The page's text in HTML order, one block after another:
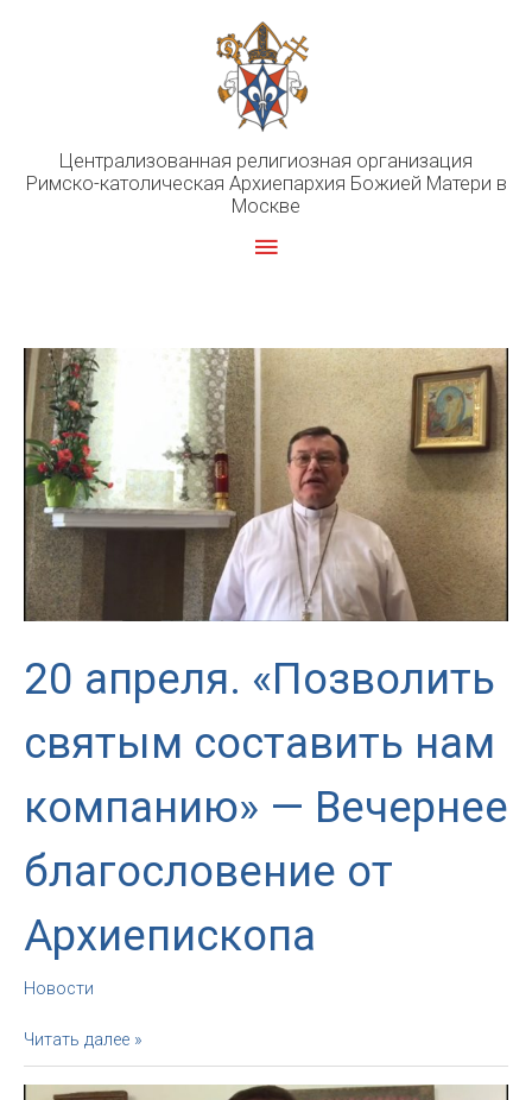
Централизованная религиозная организация
Римско-католическая Архиепархия Божией Матери в
Москве
Главное
20 апреля. «Позволить
святым составить нам
компанию» — Вечернее
благословение от
Архиепископа
Новости
20
апреля.
«Позволить
Читать далее »